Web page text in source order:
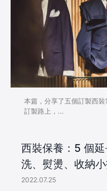
本篇，分享了五個訂製西
訂製路上，...
西裝保養：5 個
洗、熨燙、收納
2022.07.25